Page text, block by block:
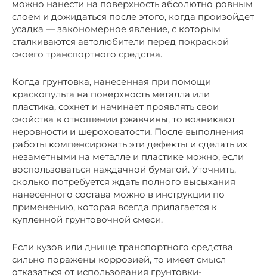
можно нанести на поверхность абсолютно ровным
слоем и дожидаться после этого, когда произойдет
усадка — закономерное явление, с которым
сталкиваются автолюбители перед покраской
своего транспортного средства.
Когда грунтовка, нанесенная при помощи
краскопульта на поверхность металла или
пластика, сохнет и начинает проявлять свои
свойства в отношении ржавчины, то возникают
неровности и шероховатости. После выполнения
работы компенсировать эти дефекты и сделать их
незаметными на металле и пластике можно, если
воспользоваться наждачной бумагой. Уточнить,
сколько потребуется ждать полного высыхания
нанесенного состава можно в инструкции по
применению, которая всегда прилагается к
купленной грунтовочной смеси.
Если кузов или днище транспортного средства
сильно поражены коррозией, то имеет смысл
отказаться от использования грунтовки-